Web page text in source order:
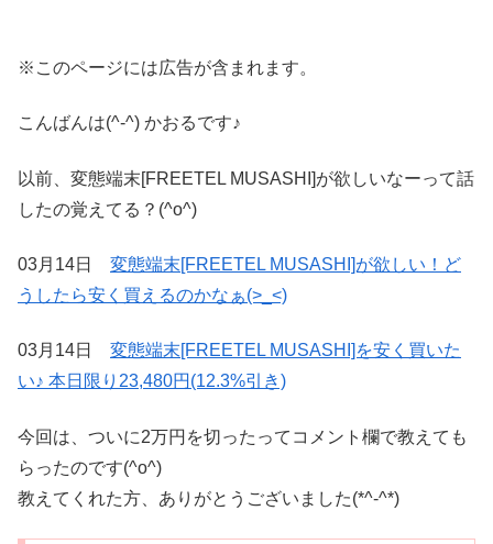
※このページには広告が含まれます。
こんばんは(^-^) かおるです♪
以前、変態端末[FREETEL MUSASHI]が欲しいなーって話
したの覚えてる？(^o^)
03月14日 変態端末[FREETEL MUSASHI]が欲しい！ど
うしたら安く買えるのかなぁ(>_<)
03月14日 変態端末[FREETEL MUSASHI]を安く買いた
い♪ 本日限り23,480円(12.3%引き)
今回は、ついに2万円を切ったってコメント欄で教えても
らったのです(^o^)
教えてくれた方、ありがとうございました(*^-^*)